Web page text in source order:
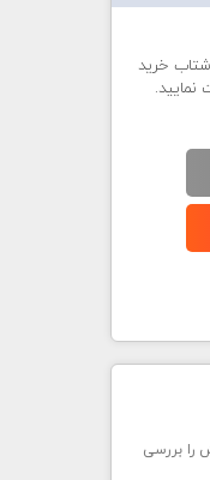
خرید
نمایید.
را بررسی